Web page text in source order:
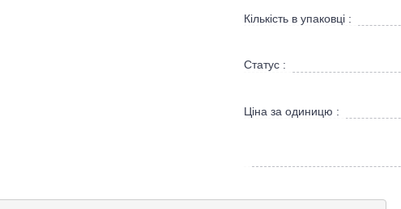
Кількість в упаковці :
Статус :
Ціна за одиницю :